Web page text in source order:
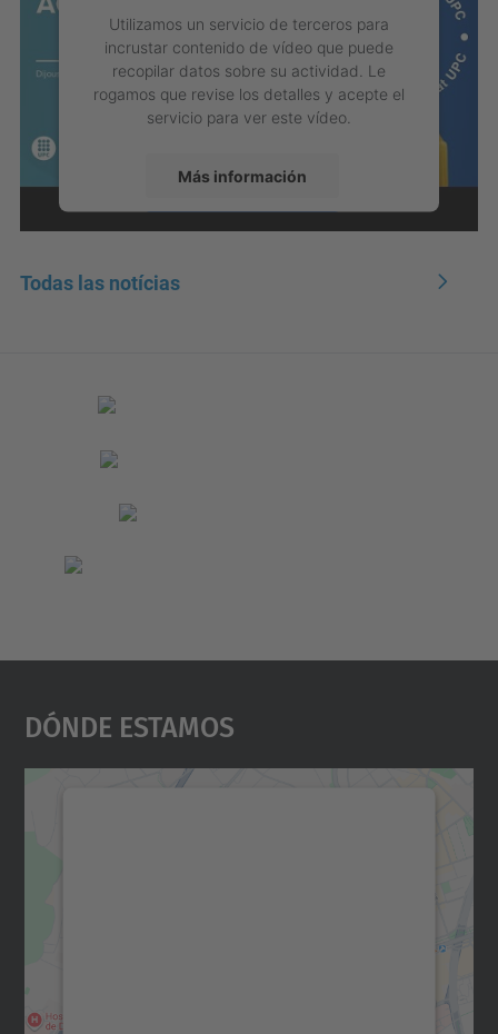
Utilizamos un servicio de terceros para
incrustar contenido de vídeo que puede
recopilar datos sobre su actividad. Le
rogamos que revise los detalles y acepte el
servicio para ver este vídeo.
Más información
Aceptar
powered by
Todas las notícias
Dónde Estamos